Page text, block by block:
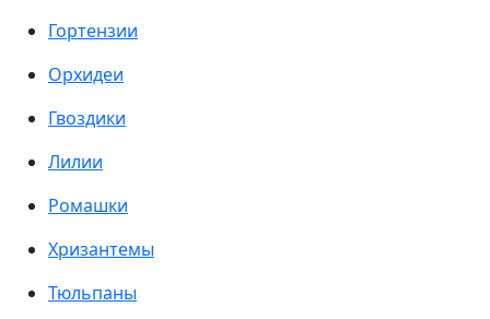
Гортензии
Орхидеи
Гвоздики
Лилии
Ромашки
Хризантемы
Тюльпаны